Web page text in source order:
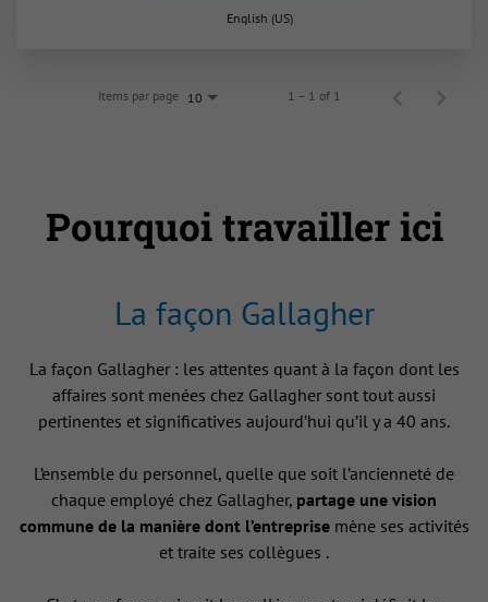
English (US)
Items par page 10 1 – 1 of 1
Pourquoi travailler ici
La façon Gallagher
La façon Gallagher : les attentes quant à la façon dont les
affaires sont menées chez Gallagher sont tout aussi
pertinentes et significatives aujourd’hui qu’il y a 40 ans.
L’ensemble du personnel, quelle que soit l’ancienneté de
chaque employé chez Gallagher, partage une vision
commune de la manière dont l’entreprisemène ses activités
et traite ses collègues .